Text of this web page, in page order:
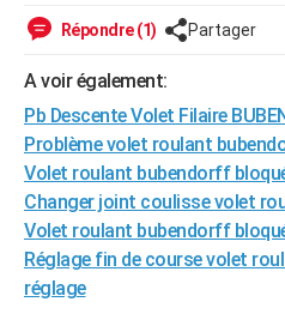
Répondre (1) Partager
A voir également:
Pb Descente Volet Filaire
Problème volet roulant
Volet roulant bubendorff
Changer joint coulisse volet
Volet roulant bubendorff
Réglage fin de course volet
réglage